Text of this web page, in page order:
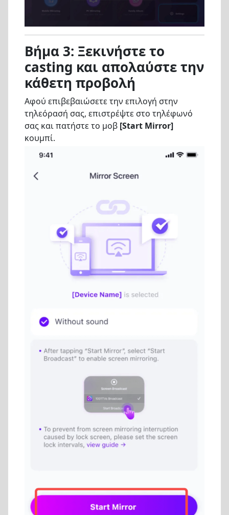
Βήμα 3: Ξεκινήστε το
casting και απολαύστε την
κάθετη προβολή
Αφού επιβεβαιώσετε την επιλογή στην
τηλεόρασή σας, επιστρέψτε στο τηλέφωνό
σας και πατήστε το μοβ [Start Mirror]
κουμπί.